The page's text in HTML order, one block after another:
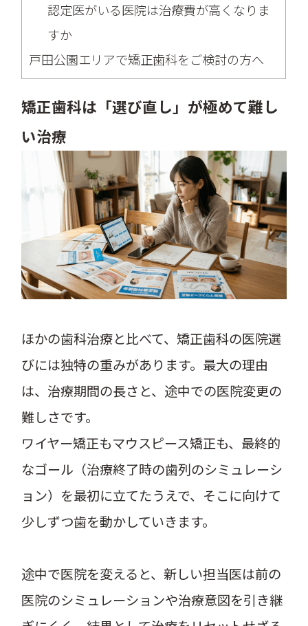
認定医がいる医院は治療費が高くなりま
すか
戸田公園エリアで矯正歯科をご検討の方へ
矯正歯科は「選び直し」が極めて難し
い治療
ほかの歯科治療と比べて、矯正歯科の医院選
びには独特の重みがあります。最大の理由
は、治療期間の長さと、途中での医院変更の
難しさです。
ワイヤー矯正もマウスピース矯正も、最終的
なゴール（治療終了時の歯列のシミュレーシ
ョン）を最初に立てたうえで、そこに向けて
少しずつ歯を動かしていきます。
途中で医院を変えると、新しい担当医は前の
医院のシミュレーションや治療意図を引き継